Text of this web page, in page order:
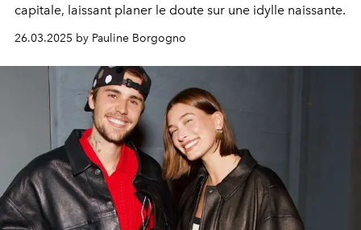
capitale, laissant planer le doute sur une idylle naissante.
26.03.2025 by Pauline Borgogno